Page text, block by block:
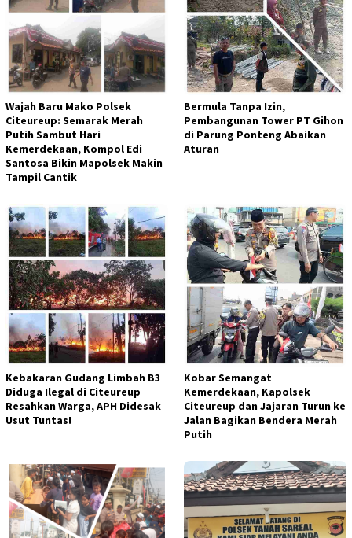
Wajah Baru Mako Polsek
Citeureup: Semarak Merah
Putih Sambut Hari
Kemerdekaan, Kompol Edi
Santosa Bikin Mapolsek Makin
Tampil Cantik
Bermula Tanpa Izin,
Pembangunan Tower PT Gihon
di Parung Ponteng Abaikan
Aturan
Kebakaran Gudang Limbah B3
Diduga Ilegal di Citeureup
Resahkan Warga, APH Didesak
Usut Tuntas!
Kobar Semangat
Kemerdekaan, Kapolsek
Citeureup dan Jajaran Turun ke
Jalan Bagikan Bendera Merah
Putih